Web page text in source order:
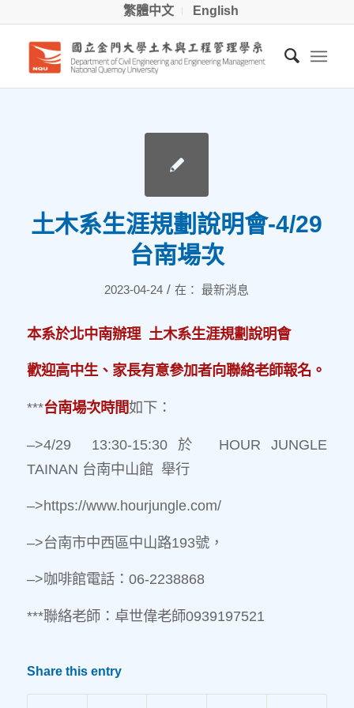
繁體中文 English
土木系生涯規劃說明會-4/29
台南場次
2023-04-24 / 在： 最新消息
本系於北中南辦理 土木系生涯規劃說明會
歡迎高中生、家長有意參加者向聯絡老師報名。
***台南場次時間如下：
–>4/29 13:30-15:30 於 HOUR JUNGLE
TAINAN 台南中山館 舉行
–>https://www.hourjungle.com/
–>台南市中西區中山路193號，
–>咖啡館電話：06-2238868
***聯絡老師：卓世偉老師0939197521
Share this entry